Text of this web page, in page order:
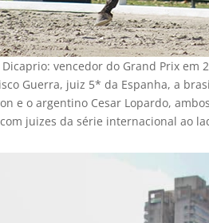
vencedor do Grand Prix em
Guerra, juiz 5* da Espanha, a
e o argentino Cesar Lopardo,
juizes da série internacional ao